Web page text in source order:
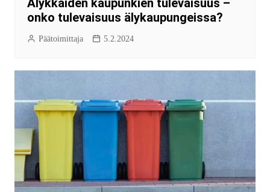
Älykkäiden kaupunkien tulevaisuus –
onko tulevaisuus älykaupungeissa?
Päätoimittaja 5.2.2024